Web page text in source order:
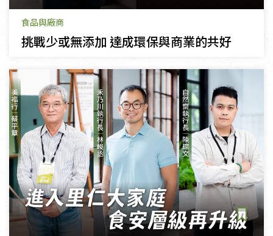
食品與廠商
挑戰少或無添加 達成環保與商業的共好